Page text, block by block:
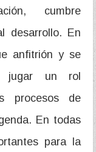
cumbre
desarrollo. En
anfitrión y se
jugar un rol
procesos de
En todas
para la